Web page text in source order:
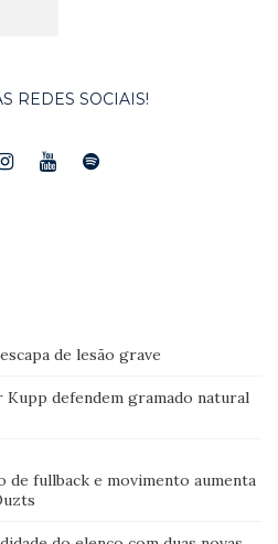
REDES SOCIAIS!
de lesão grave
defendem gramado natural
de fullback e movimento aumenta